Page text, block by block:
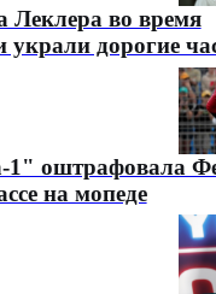
Леклера во время
украли дорогие
оштрафовала
на мопеде